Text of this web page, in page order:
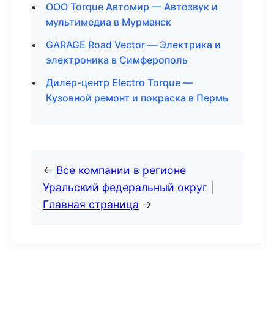
ООО Torque Автомир — Автозвук и
мультимедиа в Мурманск
GARAGE Road Vector — Электрика и
электроника в Симферополь
Дилер-центр Electro Torque —
Кузовной ремонт и покраска в Пермь
← Все компании в регионе
Уральский федеральный округ
Главная страница →